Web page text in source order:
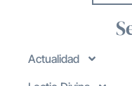
Actualidad